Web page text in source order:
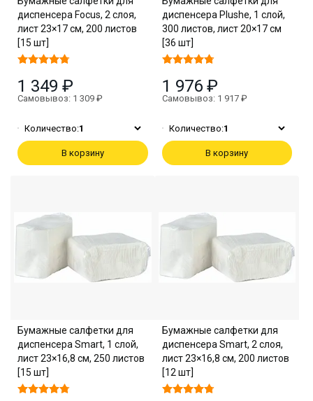
диспенсера Focus, 2 слоя,
лист 23×17 см, 200 листов
[15 шт]
1 349 ₽
Самовывоз: 1 309 ₽
Количество:1
В корзину
диспенсера Plushe, 1 слой,
300 листов, лист 20×17 см
[36 шт]
1 976 ₽
Самовывоз: 1 917 ₽
Количество:1
В корзину
Бумажные салфетки для
диспенсера Smart, 1 слой,
лист 23×16,8 см, 250 листов
[15 шт]
Бумажные салфетки для
диспенсера Smart, 2 слоя,
лист 23×16,8 см, 200 листов
[12 шт]